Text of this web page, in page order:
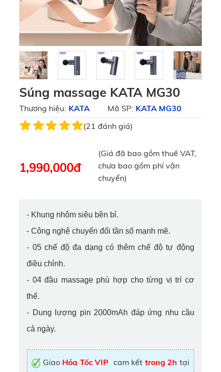
Súng massage KATA MG30
Thương hiệu: KATA Mã SP: KATA MG30
(21 đánh giá)
1,990,000đ
(Giá đã bao gồm thuế VAT,
chưa bao gồm phí vận
chuyển)
- Khung nhôm siêu bền bỉ.
- Công nghệ chuyển đổi tần số mạnh mẽ.
- 05 chế độ đa dạng có thêm chế độ tự động
điều chỉnh.
- 04 đầu massage phù hợp cho từng vị trí cơ
thể.
- Dung lượng pin 2000mAh đáp ứng nhu cầu
cả ngày.
Giao Hỏa Tốc VIP cam kết trong 2h tại